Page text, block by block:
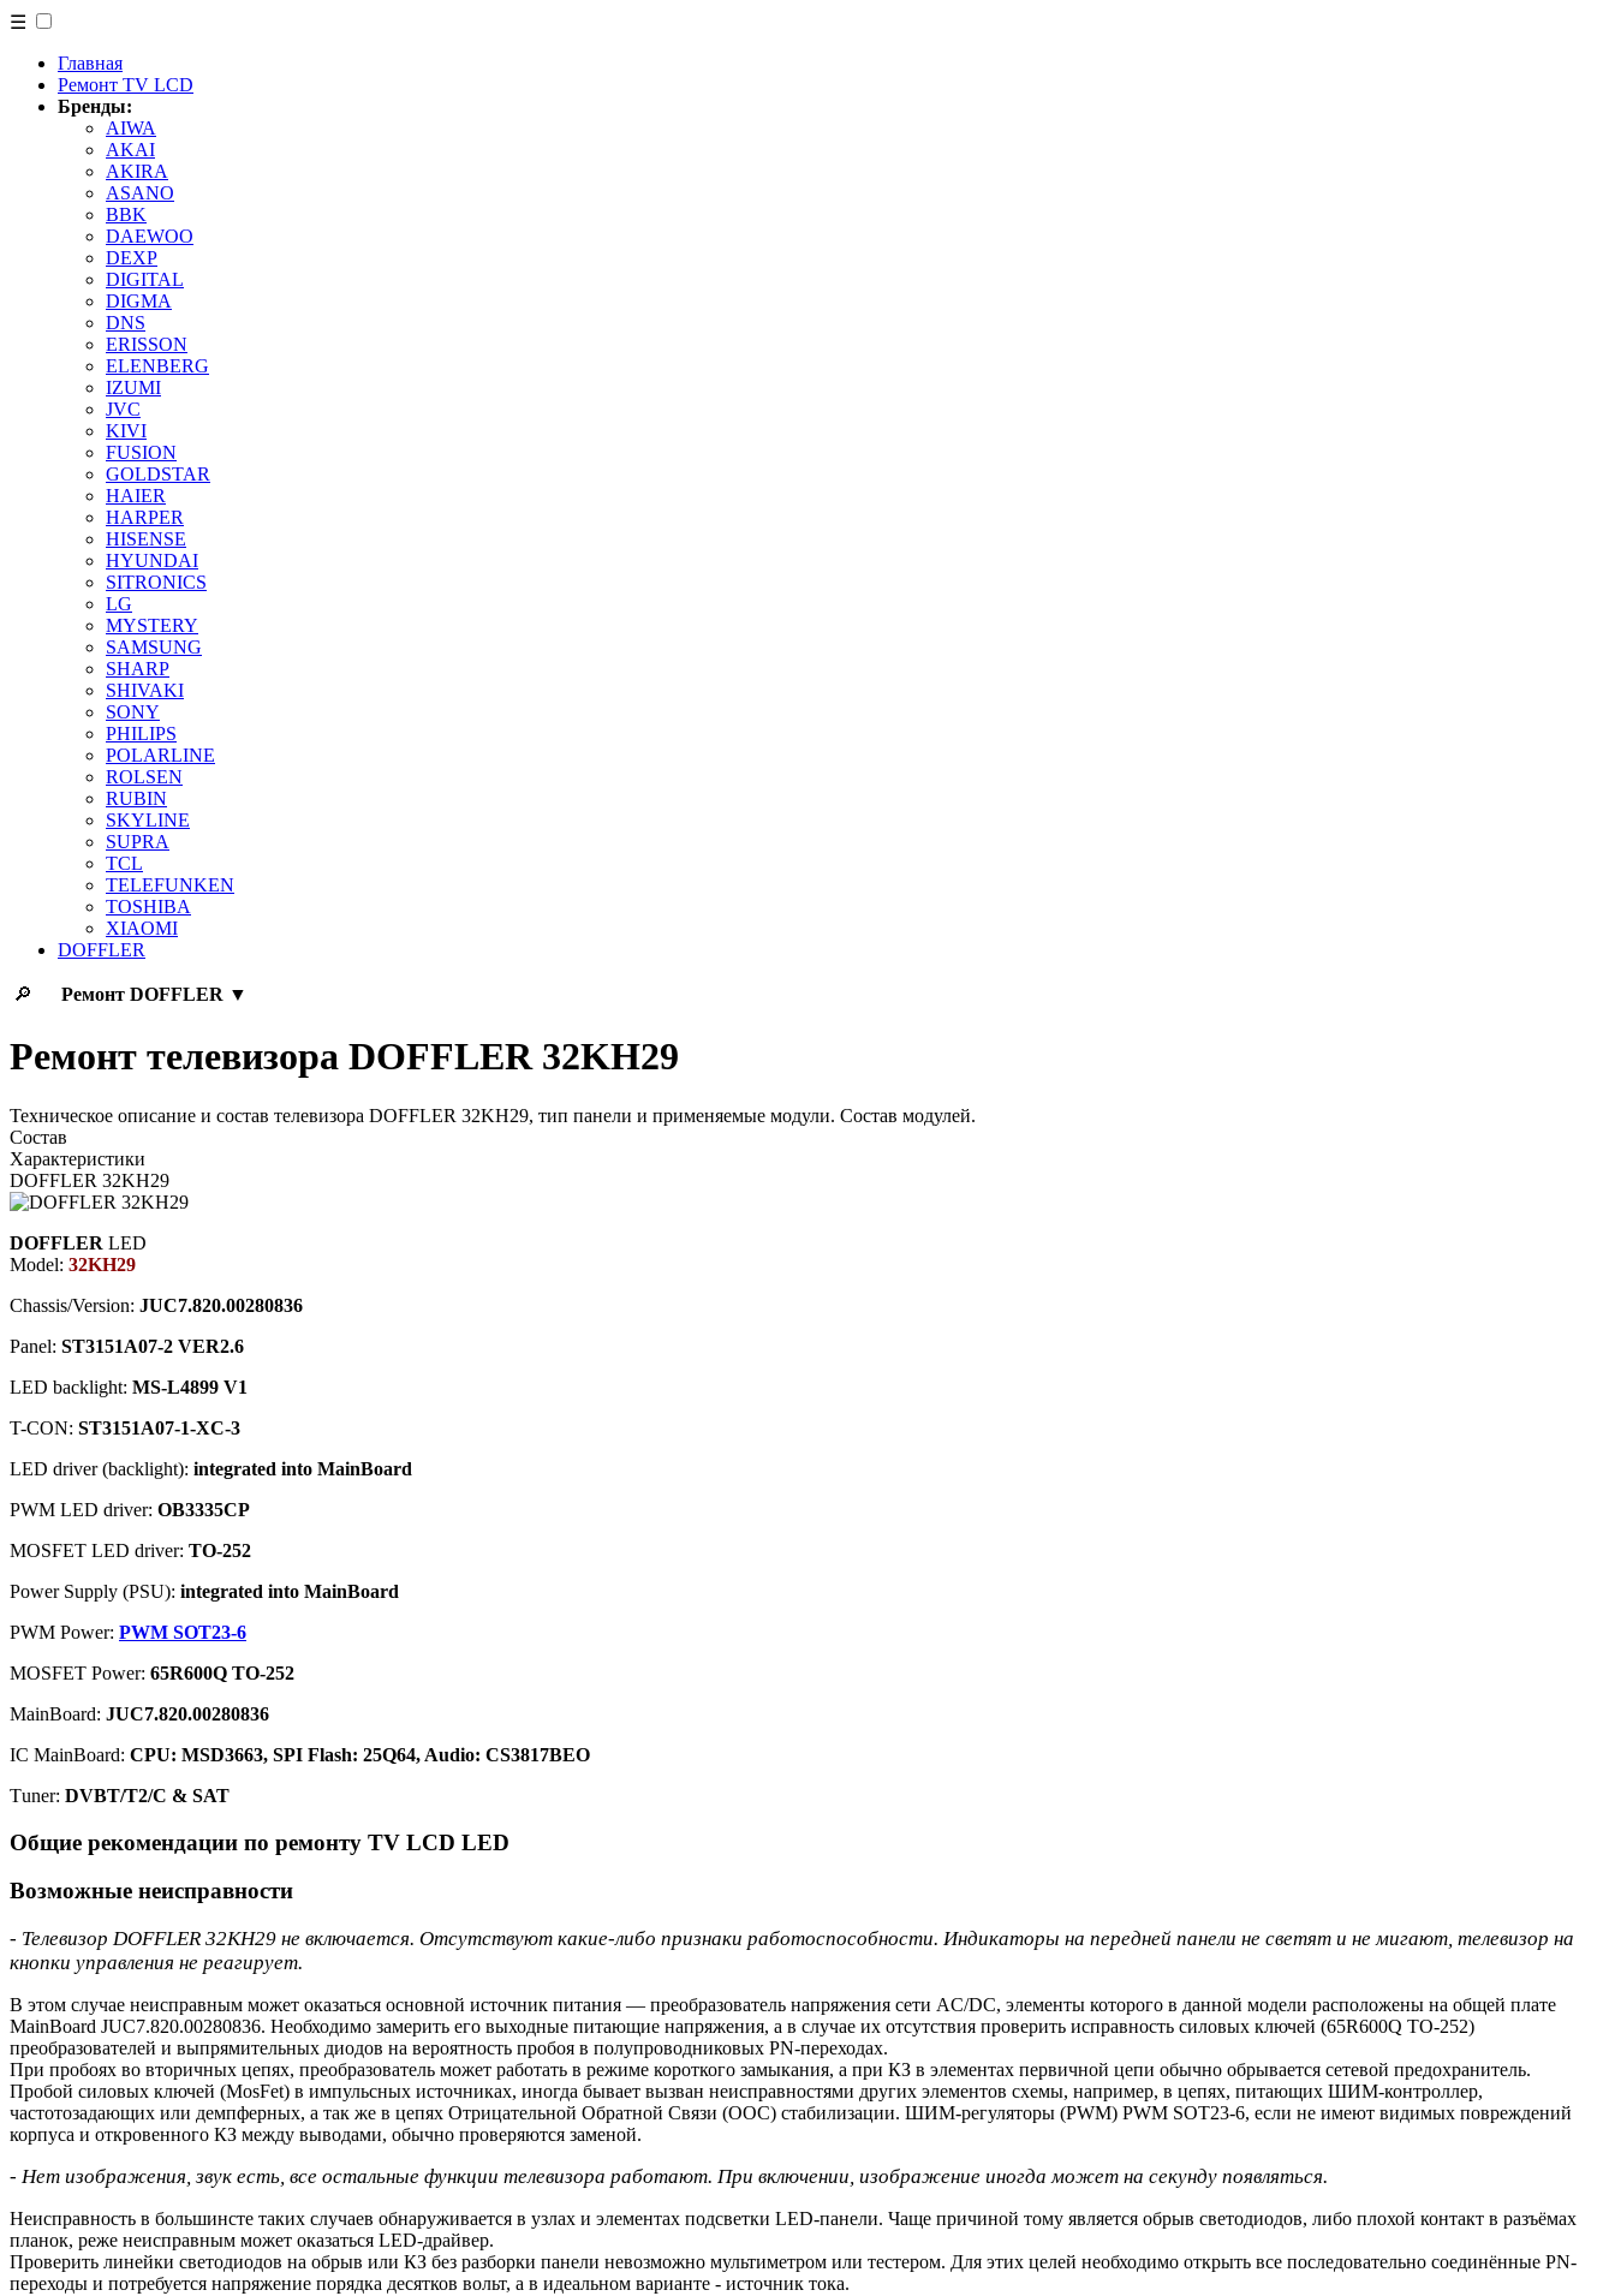
☰
Главная
Ремонт TV LCD
Бренды:
AIWA
AKAI
AKIRA
ASANO
BBK
DAEWOO
DEXP
DIGITAL
DIGMA
DNS
ERISSON
ELENBERG
IZUMI
JVC
KIVI
FUSION
GOLDSTAR
HAIER
HARPER
HISENSE
HYUNDAI
SITRONICS
LG
MYSTERY
SAMSUNG
SHARP
SHIVAKI
SONY
PHILIPS
POLARLINE
ROLSEN
RUBIN
SKYLINE
SUPRA
TCL
TELEFUNKEN
TOSHIBA
XIAOMI
DOFFLER
🔎 Ремонт DOFFLER ▼
Ремонт телевизора DOFFLER 32KH29
Техническое описание и состав телевизора DOFFLER 32KH29, тип панели и применяемые модули. Состав модулей.
Состав
Характеристики
DOFFLER 32KH29
DOFFLER LED
Model: 32KH29
Chassis/Version: JUC7.820.00280836
Panel: ST3151A07-2 VER2.6
LED backlight: MS-L4899 V1
T-CON: ST3151A07-1-XC-3
LED driver (backlight): integrated into MainBoard
PWM LED driver: OB3335CP
MOSFET LED driver: TO-252
Power Supply (PSU): integrated into MainBoard
PWM Power: PWM SOT23-6
MOSFET Power: 65R600Q TO-252
MainBoard: JUC7.820.00280836
IC MainBoard: CPU: MSD3663, SPI Flash: 25Q64, Audio: CS3817BEO
Тuner: DVBT/T2/C & SAT
Общие рекомендации по ремонту TV LCD LED
Возможные неисправности
- Телевизор DOFFLER 32KH29 не включается. Отсутствуют какие-либо признаки работоспособности. Индикаторы на передней панели не светят и не мигают, телевизор на
кнопки управления не реагирует.
В этом случае неисправным может оказаться основной источник питания — преобразователь напряжения сети AC/DC, элементы которого в данной модели расположены на общей плате
MainBoard JUC7.820.00280836. Необходимо замерить его выходные питающие напряжения, а в случае их отсутствия проверить исправность силовых ключей (65R600Q TO-252)
преобразователей и выпрямительных диодов на вероятность пробоя в полупроводниковых PN-переходах.
При пробоях во вторичных цепях, преобразователь может работать в режиме короткого замыкания, а при КЗ в элементах первичной цепи обычно обрывается сетевой предохранитель.
Пробой силовых ключей (MosFet) в импульсных источниках, иногда бывает вызван неисправностями других элементов схемы, например, в цепях, питающих ШИМ-контроллер,
частотозадающих или демпферных, а так же в цепях Отрицательной Обратной Связи (ООС) стабилизации. ШИМ-регуляторы (PWM) PWM SOT23-6, если не имеют видимых повреждений
корпуса и откровенного КЗ между выводами, обычно проверяются заменой.
- Нет изображения, звук есть, все остальные функции телевизора работают. При включении, изображение иногда может на секунду появляться.
Неисправность в большинсте таких случаев обнаруживается в узлах и элементах подсветки LED-панели. Чаще причиной тому является обрыв светодиодов, либо плохой контакт в разъёмах
планок, реже неисправным может оказаться LED-драйвер.
Проверить линейки светодиодов на обрыв или КЗ без разборки панели невозможно мультиметром или тестером. Для этих целей необходимо открыть все последовательно соединённые PN-
переходы и потребуется напряжение порядка десятков вольт, а в идеальном варианте - источник тока.